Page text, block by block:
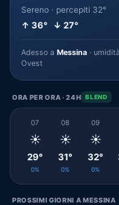
Sereno · percepiti 32°
↑ 36° ↓ 27°
Adesso a Messina ·
Ovest
ORA PER ORA · 24H BLEND
07
☀️
29°
0%
08
☀️
31°
0%
09
☀️
32°
0%
PROSSIMI GIORNI A MESSINA